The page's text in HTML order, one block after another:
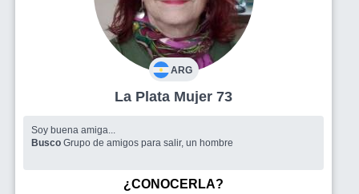
ARG
La Plata Mujer 73
Soy buena amiga...
Busco Grupo de amigos para salir, un hombre
¿CONOCERLA?